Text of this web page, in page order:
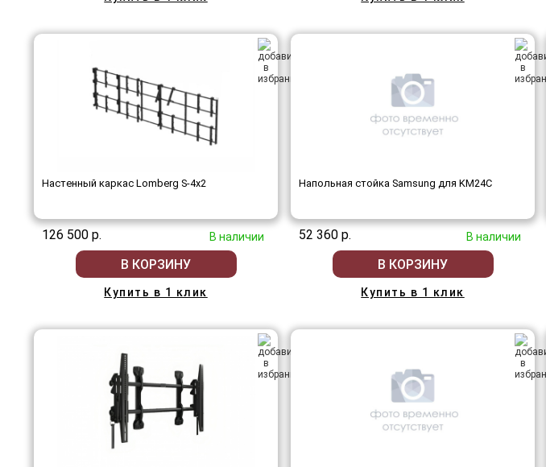
Настенный каркас Lomberg S-4х2
126 500 р. В наличии
В КОРЗИНУ
Купить в 1 клик
Напольная стойка Samsung для KM24C
52 360 р. В наличии
В КОРЗИНУ
Купить в 1 клик